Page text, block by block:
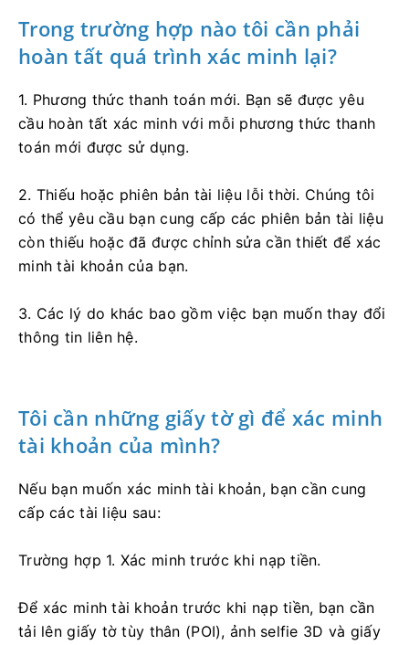
Trong trường hợp nào tôi cần phải
hoàn tất quá trình xác minh lại?
1. Phương thức thanh toán mới. Bạn sẽ được yêu
cầu hoàn tất xác minh với mỗi phương thức thanh
toán mới được sử dụng.
2. Thiếu hoặc phiên bản tài liệu lỗi thời. Chúng tôi
có thể yêu cầu bạn cung cấp các phiên bản tài liệu
còn thiếu hoặc đã được chỉnh sửa cần thiết để xác
minh tài khoản của bạn.
3. Các lý do khác bao gồm việc bạn muốn thay đổi
thông tin liên hệ.
Tôi cần những giấy tờ gì để xác minh
tài khoản của mình?
Nếu bạn muốn xác minh tài khoản, bạn cần cung
cấp các tài liệu sau:
Trường hợp 1. Xác minh trước khi nạp tiền.
Để xác minh tài khoản trước khi nạp tiền, bạn cần
tải lên giấy tờ tùy thân (POI), ảnh selfie 3D và giấy